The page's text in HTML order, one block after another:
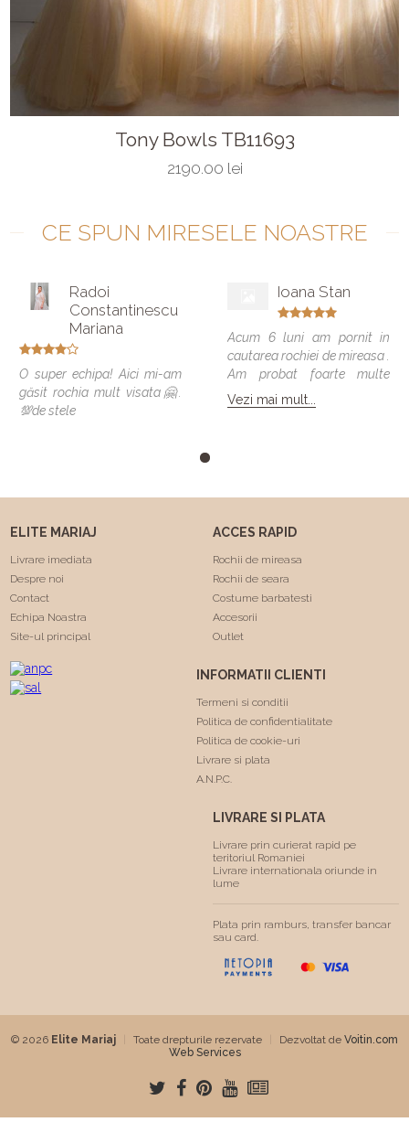
Tony Bowls TB11693
2190.00 lei
CE SPUN MIRESELE NOASTRE
Radoi
Constantinescu
Mariana
O super echipa! Aici mi-am
găsit rochia mult visata🤗.
💯de stele
Ioana Stan
Acum 6 luni am pornit in
cautarea rochiei de mireasa .
Am probat foarte multe
modele si vreau sa spun ca
toate veneau bine , dar
"Trash the dress" si a rezistat
multumesc echipa Elite
Mariaj faceti minuni .❤️❤️
Vezi mai mult...
ELITE MARIAJ
Livrare imediata
Despre noi
Contact
Echipa Noastra
Site-ul principal
ACCES RAPID
Rochii de mireasa
Rochii de seara
Costume barbatesti
Accesorii
Outlet
INFORMATII CLIENTI
Termeni si conditii
Politica de confidentialitate
Politica de cookie-uri
Livrare si plata
A.N.P.C.
LIVRARE SI PLATA
Livrare prin curierat rapid pe
teritoriul Romaniei
Livrare internationala oriunde in
lume
Plata prin ramburs, transfer bancar
sau card.
© 2026 Elite Mariaj Toate drepturile rezervate Dezvoltat de Voitin.com
Web Services